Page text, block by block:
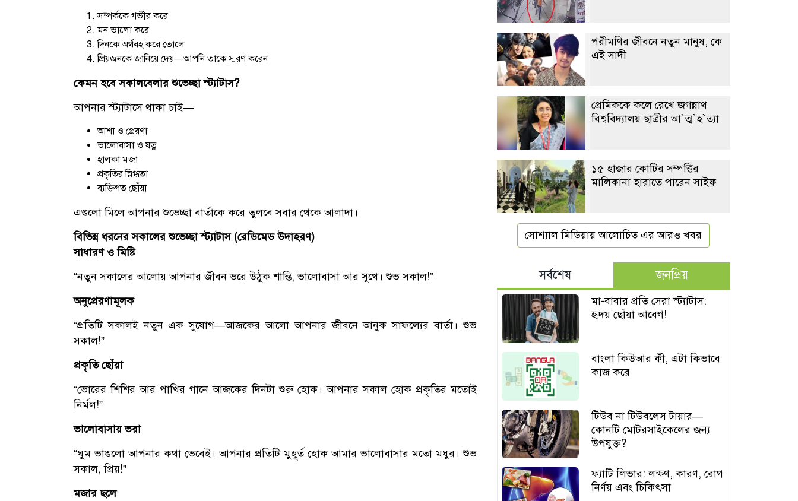
সম্পর্ককে গভীর করে
মন ভালো করে
দিনকে অর্থবহ করে তোলে
প্রিয়জনকে জানিয়ে দেয়—আপনি তাকে স্মরণ করেন
কেমন হবে সকালবেলার শুভেচ্ছা স্ট্যাটাস?
আপনার স্ট্যাটাসে থাকা চাই—
আশা ও প্রেরণা
ভালোবাসা ও যত্ন
হালকা মজা
প্রকৃতির স্নিগ্ধতা
ব্যক্তিগত ছোঁয়া
এগুলো মিলে আপনার শুভেচ্ছা বার্তাকে করে তুলবে সবার থেকে আলাদা।
বিভিন্ন ধরনের সকালের শুভেচ্ছা স্ট্যাটাস (রেডিমেড উদাহরণ)
সাধারণ ও মিষ্টি
“নতুন সকালের আলোয় আপনার জীবন ভরে উঠুক শান্তি, ভালোবাসা আর সুখে। শুভ সকাল!”
অনুপ্রেরণামূলক
“প্রতিটি সকালই নতুন এক সুযোগ—আজকের আলো আপনার জীবনে আনুক সাফল্যের বার্তা। শুভ
সকাল!”
প্রকৃতি ছোঁয়া
“ভোরের শিশির আর পাখির গানে আজকের দিনটা শুরু হোক। আপনার সকাল হোক প্রকৃতির মতোই
নির্মল!”
ভালোবাসায় ভরা
“ঘুম ভাঙলো আপনার কথা ভেবেই। আপনার প্রতিটি মুহূর্ত হোক আমার ভালোবাসার মতো মধুর। শুভ
সকাল, প্রিয়!”
মজার ছলে
পরীমণির জীবনে নতুন মানুষ, কে
এই সাদী
প্রেমিককে কলে রেখে জগন্নাথ
বিশ্ববিদ্যালয় ছাত্রীর আ‍‍`ত্ম‍‍`হ‍‍`ত্যা
১৫ হাজার কোটির সম্পত্তির
মালিকানা হারাতে পারেন সাইফ
সোশ্যাল মিডিয়ায় আলোচিত এর আরও খবর
সর্বশেষ জনপ্রিয়
মা-বাবার প্রতি সেরা স্ট্যাটাস:
হৃদয় ছোঁয়া আবেগ!
বাংলা কিউআর কী, এটা কিভাবে
কাজ করে
টিউব না টিউবলেস টায়ার—
কোনটি মোটরসাইকেলের জন্য
উপযুক্ত?
ফ্যাটি লিভার: লক্ষণ, কারণ, রোগ
নির্ণয় এবং চিকিৎসা